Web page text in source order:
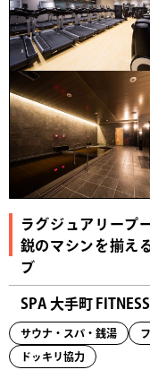
ラグジュアリープ
鋭のマシンを揃え
ブ
SPA 大手町
サウナ・スパ・銭湯
ドッキリ協力